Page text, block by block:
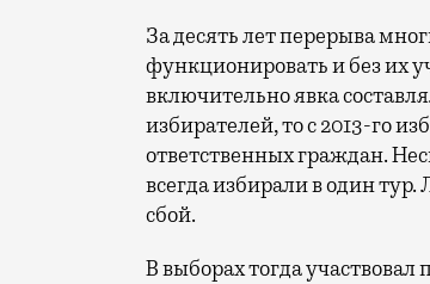
За десять лет перерыва
функционировать и без их
включительно явка
избирателей, то с 2013-го
ответственных граждан.
всегда избирали в один
сбой.
В выборах тогда